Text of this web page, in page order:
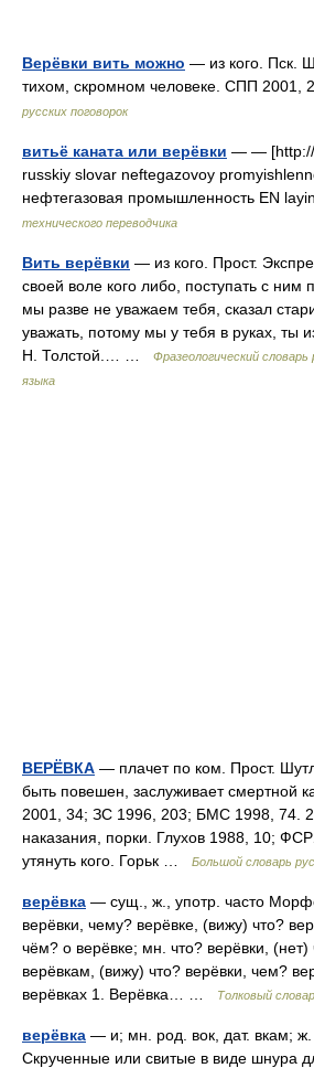
Верёвки вить можно — из кого. Пск.
тихом, скромном человеке. СПП
русских поговорок
витьё каната или верёвки — — [http://
russkiy slovar neftegazovoy
нефтегазовая промышленность EN
технического переводчика
Вить верёвки — из кого. Прост.
своей воле кого либо, поступать с
мы разве не уважаем тебя, сказал
уважать, потому мы у тебя в руках, ты
Н. Толстой.… …
Фразеологический
языка
ВЕРЁВКА — плачет по ком. Прост.
быть повешен, заслуживает смертной
2001, 34; ЗС 1996, 203; БМС 1998, 74.
наказания, порки. Глухов 1988, 10;
утянуть кого. Горьк …
Большой словарь
верёвка — сущ., ж., употр. часто
верёвки, чему? верёвке, (вижу) что?
чём? о верёвке; мн. что? верёвки, (нет)
верёвкам, (вижу) что? верёвки, чем?
верёвках 1. Верёвка… …
Толковый
верёвка — и; мн. род. вок, дат. вкам;
Скрученные или свитые в виде шнура